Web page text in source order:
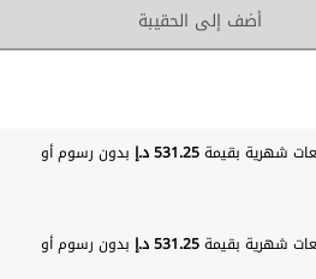
أضف إلى الحقيبة
531.25 د.إ بدون رسوم أو
531.25 د.إ بدون رسوم أو